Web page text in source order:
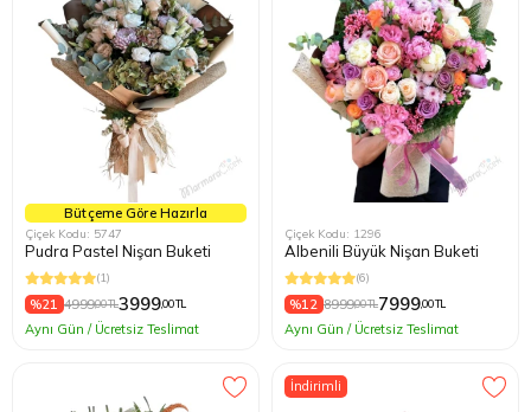
Bütçeme Göre Hazırla
Çiçek Kodu: 5747
Pudra Pastel Nişan Buketi
(1)
%21 4999,00 TL3999,00 TL
Aynı Gün / Ücretsiz Teslimat
Çiçek Kodu: 1296
Albenili Büyük Nişan Buketi
(6)
%12 8999,00 TL7999,00 TL
Aynı Gün / Ücretsiz Teslimat
İndirimli